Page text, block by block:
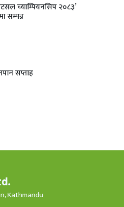
च्याम्पियनसिप २०८३’
सम्पन्न
सप्ताह
Kathmandu